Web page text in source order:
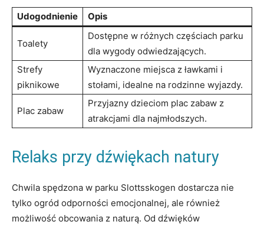
Udogodnienie Opis
Toalety
Dostępne w różnych częściach parku
dla wygody odwiedzających.
Strefy
piknikowe
Wyznaczone miejsca z ławkami i
stołami, idealne na rodzinne wyjazdy.
Plac zabaw
Przyjazny dzieciom plac zabaw z
atrakcjami dla najmłodszych.
Relaks przy dźwiękach natury
Chwila spędzona w parku Slottsskogen dostarcza nie
tylko ogród odporności emocjonalnej, ale również
możliwość obcowania z naturą. Od dźwięków